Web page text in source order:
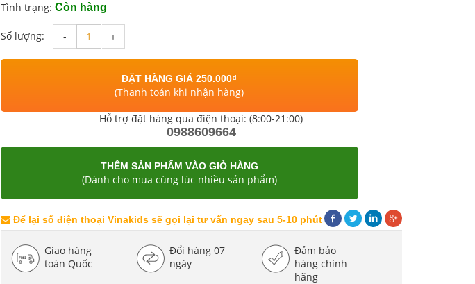
Tình trạng: Còn hàng
Số lượng: - +
ĐẶT HÀNG GIÁ 250.000₫
(Thanh toán khi nhận hàng)
Hỗ trợ đặt hàng qua điện thoại: (8:00-21:00)
0988609664
THÊM SẢN PHẨM VÀO GIỎ HÀNG
(Dành cho mua cùng lúc nhiều sản phẩm)
Để lại số điện thoại Vinakids sẽ gọi lại tư vấn ngay sau 5-10 phút
Giao hàng
toàn Quốc
Đổi hàng 07
ngày
Đảm bảo
hàng chính
hãng